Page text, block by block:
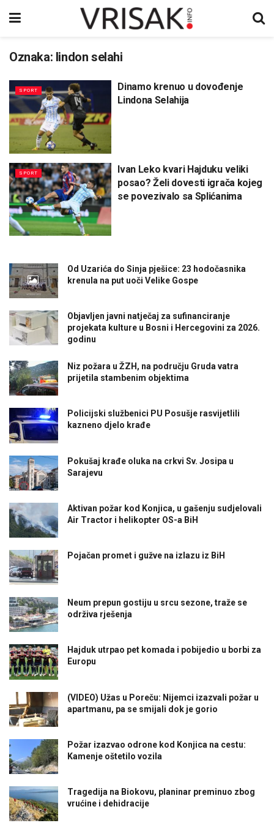
Oznaka: lindon selahi
SPORT
Dinamo krenuo u dovođenje
Lindona Selahija
SPORT
Ivan Leko kvari Hajduku veliki
posao? Želi dovesti igrača kojeg
se povezivalo sa Splićanima
Od Uzarića do Sinja pješice: 23 hodočasnika
krenula na put uoči Velike Gospe
Objavljen javni natječaj za sufinanciranje
projekata kulture u Bosni i Hercegovini za 2026.
godinu
Niz požara u ŽZH, na području Gruda vatra
prijetila stambenim objektima
Policijski službenici PU Posušje rasvijetlili
kazneno djelo krađe
Pokušaj krađe oluka na crkvi Sv. Josipa u
Sarajevu
Aktivan požar kod Konjica, u gašenju sudjelovali
Air Tractor i helikopter OS-a BiH
Pojačan promet i gužve na izlazu iz BiH
Neum prepun gostiju u srcu sezone, traže se
održiva rješenja
Hajduk utrpao pet komada i pobijedio u borbi za
Europu
(VIDEO) Užas u Poreču: Nijemci izazvali požar u
apartmanu, pa se smijali dok je gorio
Požar izazvao odrone kod Konjica na cestu:
Kamenje oštetilo vozila
Tragedija na Biokovu, planinar preminuo zbog
vrućine i dehidracije